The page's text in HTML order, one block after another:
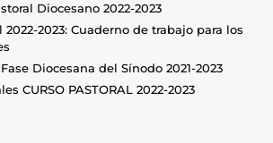
Diocesano 2022-2023
2022-2023: Cuaderno de trabajo para los
Diocesana del Sínodo 2021-2023
CURSO PASTORAL 2022-2023